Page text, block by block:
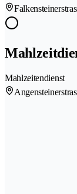
Mahlzeitendienst